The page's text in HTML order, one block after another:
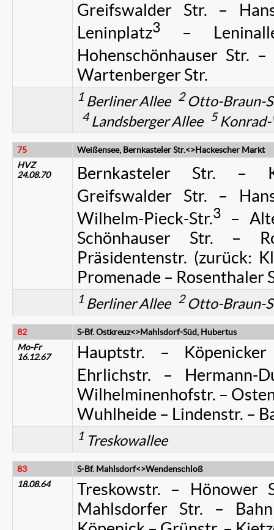
Greifswalder Str. –
Leninplatz3 –
Hohenschönhauser Str.
Wartenberger Str.
1 Berliner Allee 2Otto-Braun-
4Landsberger Allee 5Konrad-
75
Weißensee, Bernkasteler Str.<>Hackescher Markt
HVZ
24.08.70
Bernkasteler Str. –
Greifswalder Str. –
Wilhelm-Pieck-Str.3 –
Schönhauser Str. –
Präsidentenstr. (zurück:
Promenade – Rosenthaler
1 Berliner Allee 2Otto-Braun-
82
S-Bf. Ostkreuz<>Mahlsdorf-Süd, Hubertus
Mo-Fr
16.12.67
Hauptstr. –
Ehrlichstr. – Hermann-
Wilhelminenhofstr. –
Wuhlheide – Lindenstr. –
1 Treskowallee
83
S-Bf. Mahlsdorf<>Wendenschloß
18.08.64
Treskowstr. – Hönower
Mahlsdorfer Str. –